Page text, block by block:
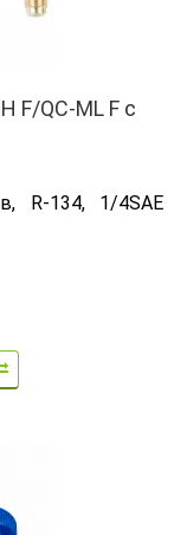
F/QC-ML F c
R-134, 1/4SAE